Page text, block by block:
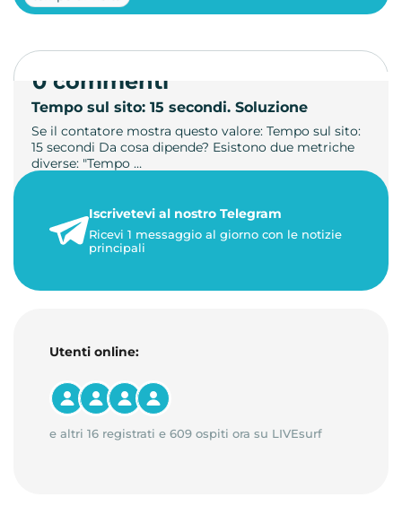
Tempo sul sito: 15 secondi. Soluzione
Se il contatore mostra questo valore: Tempo sul sito:
15 secondi Da cosa dipende? Esistono due metriche
diverse: "Tempo …
3 minuti di lettura
0 commenti
Iscrivetevi al nostro Telegram
Ricevi 1 messaggio al giorno con le notizie
principali
Utenti online:
e altri 16 registrati e 609 ospiti ora su LIVEsurf